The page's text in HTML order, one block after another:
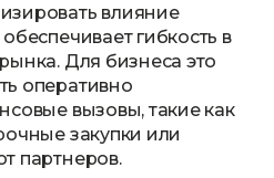
влияние
гибкость в
Для бизнеса это
оперативно
вызовы, такие как
закупки или
партнеров.